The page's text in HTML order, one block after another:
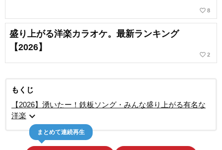
favorite_border 8
盛り上がる洋楽カラオケ。最新ランキング
【2026】
favorite_border 2
もくじ
【2026】湧いたー！鉄板ソング・みんな盛り上がる有名な
洋楽 expand_more
まとめて連続再生